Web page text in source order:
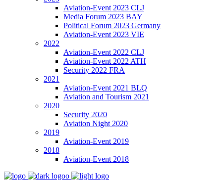
Aviation-Event 2023 CLJ
Media Forum 2023 BAY
Political Forum 2023 Germany
Aviation-Event 2023 VIE
2022
Aviation-Event 2022 CLJ
Aviation-Event 2022 ATH
Security 2022 FRA
2021
Aviation-Event 2021 BLQ
Aviation and Tourism 2021
2020
Security 2020
Aviation Night 2020
2019
Aviation-Event 2019
2018
Aviation-Event 2018